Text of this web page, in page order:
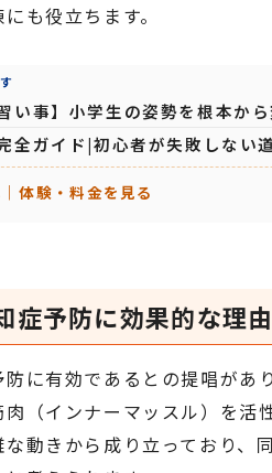
も役立ちます。
い事】小学生の姿勢を根本か
全ガイド|初心者が失敗しない
体験・料金を見る
症予防に効果的な理由
に有効であるとの提唱が
（インナーマッスル）を活
動きから成り立っており、